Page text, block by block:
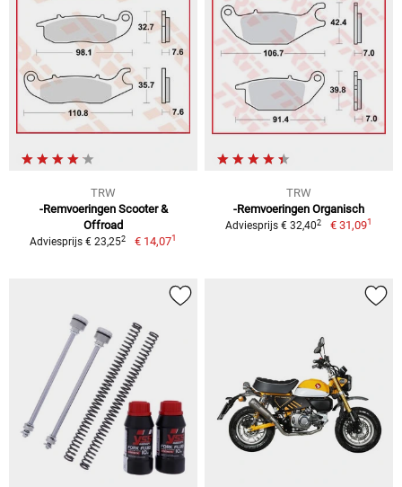
TRW
-Remvoeringen Scooter &
Offroad
Adviesprijs € 23,252 € 14,071
TRW
-Remvoeringen Organisch
Adviesprijs € 32,402 € 31,091